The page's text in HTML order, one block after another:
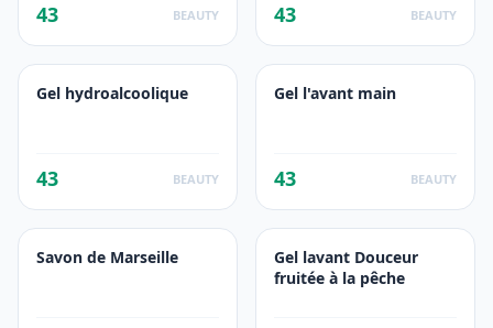
43 BEAUTY 43 BEAUTY
Gel hydroalcoolique
43 BEAUTY
Gel l'avant main
43 BEAUTY
Savon de Marseille
Gel lavant Douceur
fruitée à la pêche